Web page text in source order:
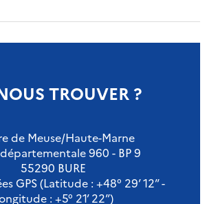
TROUVER ?
de Meuse/Haute-Marne
960 - BP 9
55290 BURE
GPS (Latitude : +48° 29’ 12” -
: +5° 21’ 22”)